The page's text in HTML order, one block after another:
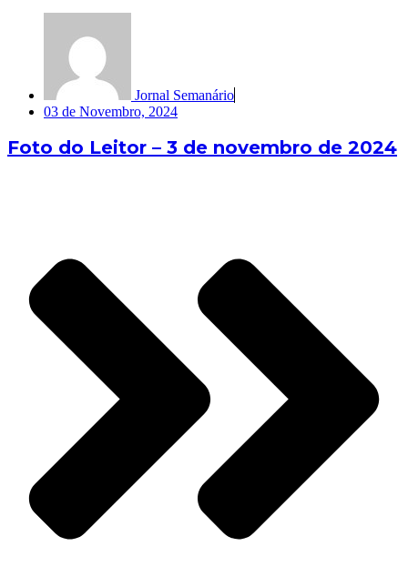
Jornal Semanário
03 de Novembro, 2024
Foto do Leitor – 3 de novembro de 2024